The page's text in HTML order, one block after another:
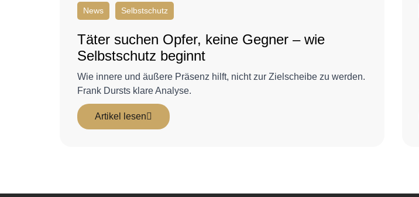
News Selbstschutz
Täter suchen Opfer, keine Gegner – wie
Selbstschutz beginnt
Wie innere und äußere Präsenz hilft, nicht zur Zielscheibe zu werden.
Frank Dursts klare Analyse.
Artikel lesen